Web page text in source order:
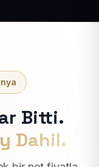
Bitti.
Dahil.